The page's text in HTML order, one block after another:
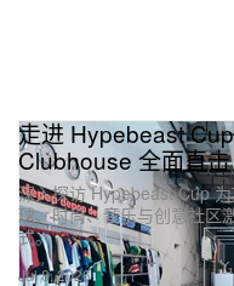
走进 Hypebeast
Clubhouse 全面直击
深入探访 Hypebeast Cup
球、时尚、音乐与创意社区
式。
Jul 8, 2026